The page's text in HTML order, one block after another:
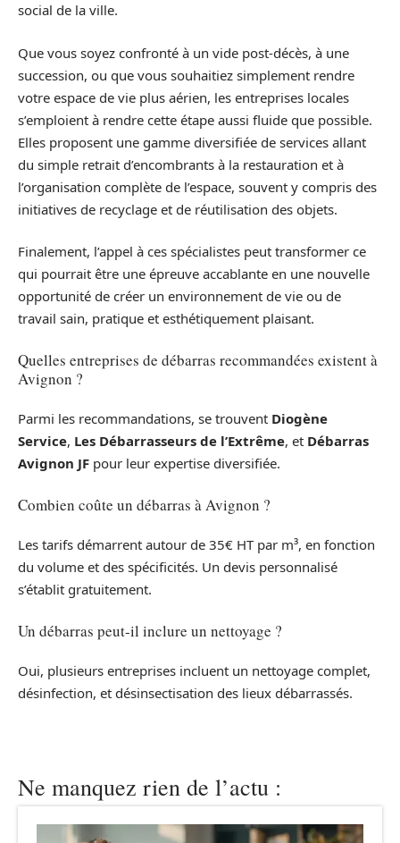
social de la ville.
Que vous soyez confronté à un vide post-décès, à une
succession, ou que vous souhaitiez simplement rendre
votre espace de vie plus aérien, les entreprises locales
s’emploient à rendre cette étape aussi fluide que possible.
Elles proposent une gamme diversifiée de services allant
du simple retrait d’encombrants à la restauration et à
l’organisation complète de l’espace, souvent y compris des
initiatives de recyclage et de réutilisation des objets.
Finalement, l’appel à ces spécialistes peut transformer ce
qui pourrait être une épreuve accablante en une nouvelle
opportunité de créer un environnement de vie ou de
travail sain, pratique et esthétiquement plaisant.
Quelles entreprises de débarras recommandées existent à
Avignon ?
Parmi les recommandations, se trouvent Diogène
Service, Les Débarrasseurs de l’Extrême, et Débarras
Avignon JF pour leur expertise diversifiée.
Combien coûte un débarras à Avignon ?
Les tarifs démarrent autour de 35€ HT par m³, en fonction
du volume et des spécificités. Un devis personnalisé
s’établit gratuitement.
Un débarras peut-il inclure un nettoyage ?
Oui, plusieurs entreprises incluent un nettoyage complet,
désinfection, et désinsectisation des lieux débarrassés.
Ne manquez rien de l’actu :